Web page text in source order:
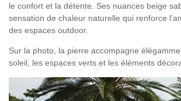
le confort et la détente. Ses nuances beige
sensation de chaleur naturelle qui renforce
des espaces outdoor.
Sur la photo, la pierre accompagne
soleil, les espaces verts et les éléments